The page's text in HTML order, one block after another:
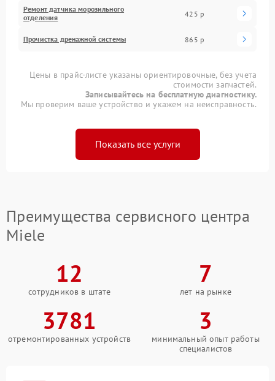
Ремонт датчика морозильного
отделения
425 р
Прочистка дренажной системы 865 р
Цены в прайс-листе указаны ориентировочные, без учета
стоимости запчастей.
Записывайтесь на бесплатную диагностику.
Мы проверим ваше устройство и укажем на неисправность.
Показать все услуги
Преимущества сервисного центра
Miele
12
сотрудников в штате
7
лет на рынке
3781
отремонтированных устройств
3
минимальный опыт работы
специалистов